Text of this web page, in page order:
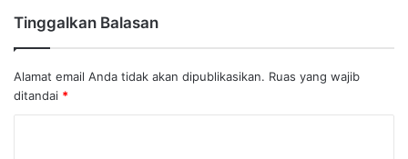
Tinggalkan Balasan
Alamat email Anda tidak akan dipublikasikan. Ruas yang wajib
ditandai *